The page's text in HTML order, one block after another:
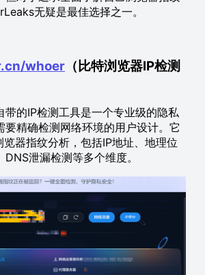
无疑是最佳选择之一。
whoer （比特浏览器IP检测
的IP检测工具是一个专业级的隐私
要精确检测网络环境的用户设计。它
器指纹分析，包括IP地址、地理位
泄漏检测等多个维度。